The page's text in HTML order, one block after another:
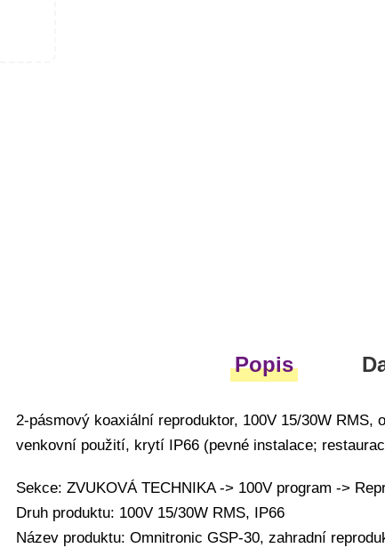
Popis
2-pásmový koaxiální reproduktor, 100V 15/30W RMS,
venkovní použití, krytí IP66 (pevné instalace;
Sekce: ZVUKOVÁ TECHNIKA -> 100V program ->
Druh produktu: 100V 15/30W RMS, IP66
Název produktu: Omnitronic GSP-30, zahradní